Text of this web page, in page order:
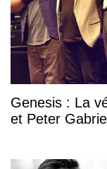
Genesis : La
et Peter